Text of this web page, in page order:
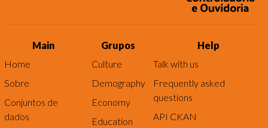
Main
Home
Sobre
Conjuntos de
dados
Grupos
Culture
Demography
Economy
Education
Help
Talk with us
Frequently asked
questions
API CKAN